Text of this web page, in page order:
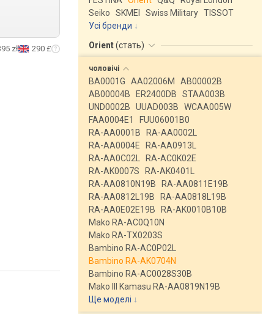
zł 290 £
Seiko
SKMEI Swiss Military TISSOT
Усі бренди
Orient(стать)
чоловічі
BA0001G AA02006M
AB00002B
AB00004B
ER2400DB
STAA003B
UND0002B
UUAD003B
WCAA005W
FAA0004E1
FUU06001B0
RA-AA0001B
RA-AA0002L
RA-AA0004E
RA-AA0913L
RA-AA0C02L
RA-AC0K02E
RA-AK0007S
RA-AK0401L
RA-AA0810N19B
RA-AA0811E19B
RA-AA0812L19B
RA-AA0818L19B
RA-AA0E02E19B
RA-AK0010B10B
Mako RA-AC0Q10N
Mako RA-TX0203S
Bambino RA-AC0P02L
Bambino RA-AK0704N
Bambino RA-AC0028S30B
Mako III Kamasu RA-AA0819N19B
Ще моделі ↓